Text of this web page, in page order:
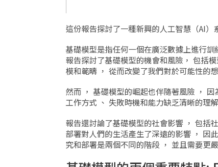
這份報告探討了一種新興的人工智慧（AI）
基礎模型是指任何一個在廣泛數據上進行
報告探討了基礎模型的機會和風險， 包括
模和範疇 ， 從而改變了我們對於可能性的
然而 ， 基礎模型的崛起也伴隨著風險 ， 因
工作方式 、 失敗時機和能力缺乏清晰的理
報告還討論了基礎模型的社會影響 ， 包括
部署對人們的生活產生了深遠的影響 ， 因
究和部署是兩個不同的階段 ， 並且需要更